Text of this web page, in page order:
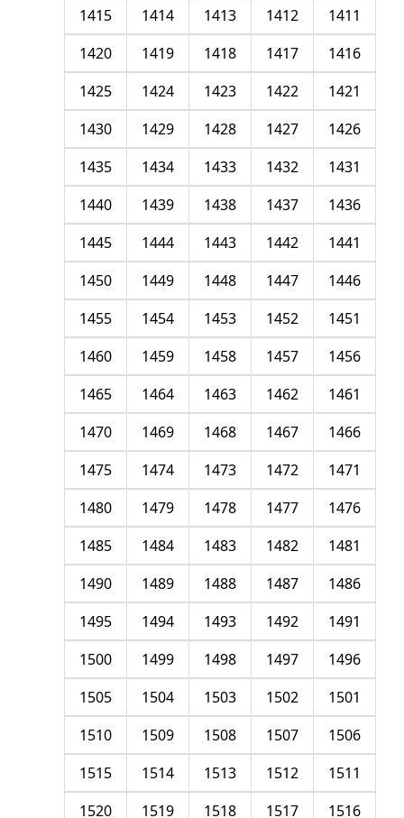
1411
1412
1413
1414
1415
1416
1417
1418
1419
1420
1421
1422
1423
1424
1425
1426
1427
1428
1429
1430
1431
1432
1433
1434
1435
1436
1437
1438
1439
1440
1441
1442
1443
1444
1445
1446
1447
1448
1449
1450
1451
1452
1453
1454
1455
1456
1457
1458
1459
1460
1461
1462
1463
1464
1465
1466
1467
1468
1469
1470
1471
1472
1473
1474
1475
1476
1477
1478
1479
1480
1481
1482
1483
1484
1485
1486
1487
1488
1489
1490
1491
1492
1493
1494
1495
1496
1497
1498
1499
1500
1501
1502
1503
1504
1505
1506
1507
1508
1509
1510
1511
1512
1513
1514
1515
1516
1517
1518
1519
1520